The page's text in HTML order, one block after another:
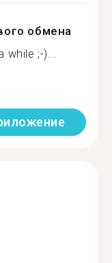
обмена
while ;-)...